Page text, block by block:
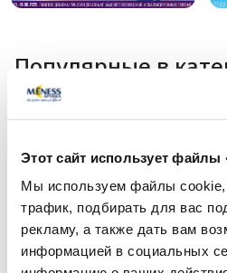
Этот сайт использует файлы
Мы используем файлы cookie,
трафик, подбирать для вас
рекламу, а также дать вам
информацией в социальных
Популярные в